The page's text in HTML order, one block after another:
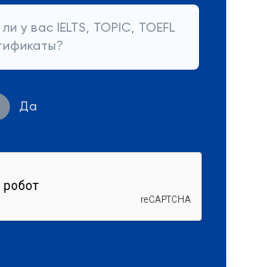
ли у вас IELTS, TOPIC, TOEFL
Да